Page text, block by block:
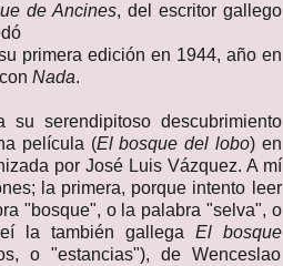
de Ancines, del escritor gallego
primera edición en 1944, año en
Nada.
serendipitoso descubrimiento
película (El bosque del lobo) en
por José Luis Vázquez. A mí
la primera, porque intento leer
"bosque", o la palabra "selva", o
la también gallega El bosque
o "estancias"), de Wenceslao